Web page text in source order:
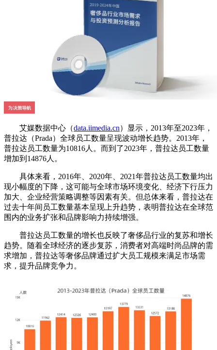
艾媒数据中心（data.iimedia.cn）显示，2013年至2023年，
普拉达（Prada）全球员工数量呈现波动增长趋势。2013年，
普拉达员工数量为10816人。而到了2023年，普拉达员工数量
增加到14876人。
具体来看，2016年、2020年、2021年普拉达员工数量均出
现小幅度的下降，这可能与全球市场环境变化、经济下行压力
加大、企业经营策略调整等因素有关。但总体来看，普拉达在
过去十年间员工数量基本呈现上升趋势，表明普拉达在全球范
围内的业务扩张和品牌影响力持续增强。
普拉达员工数量的增长也反映了奢侈品行业的复苏和增长
趋势。随着全球经济的逐步复苏，消费者对高端时尚品牌的需
求增加，普拉达等奢侈品牌通过扩大员工规模来满足市场需
求，提升品牌竞争力。